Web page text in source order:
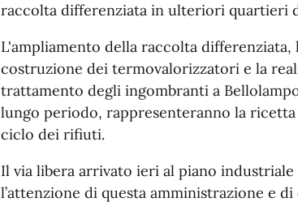
raccolta differenziata in ulteriori quartieri
L'ampliamento della raccolta differenziata,
costruzione dei termovalorizzatori e la
trattamento degli ingombranti a
lungo periodo, rappresenteranno la
ciclo dei rifiuti.
Il via libera arrivato ieri al piano
l’attenzione di questa amministrazione e